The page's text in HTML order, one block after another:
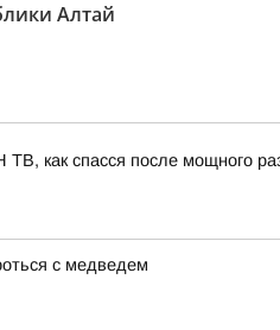
Алтай
как спасся после мощного
с медведем